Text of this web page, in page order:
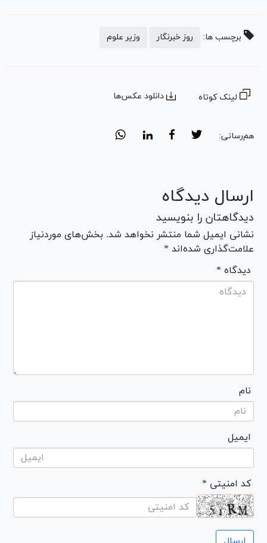
برچسب ها: روز خبرنگار وزیر علوم
لینک کوتاه دانلود عکس‌ها
هم‌رسانی:
ارسال دیدگاه
دیدگاهتان را بنویسید
نشانی ایمیل شما منتشر نخواهد شد. بخش‌های موردنیاز
علامت‌گذاری شده‌اند *
* دیدگاه
نام
ایمیل
* کد امنیتی